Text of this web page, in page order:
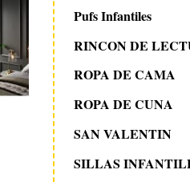
23 abril 2009
DIA
Pufs Infantiles
RINCON DE
ROPA DE CAMA
ROPA DE CUNA
SAN VALENTIN
SILLAS